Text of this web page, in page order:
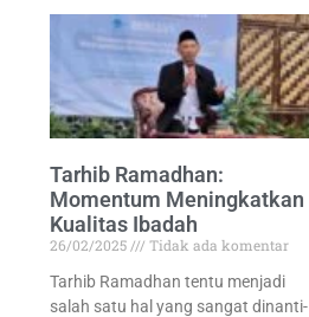
Tarhib Ramadhan:
Momentum Meningkatkan
Kualitas Ibadah
26/02/2025
Tidak ada komentar
Tarhib Ramadhan tentu menjadi
salah satu hal yang sangat dinanti-